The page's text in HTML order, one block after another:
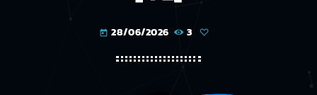
today 28/06/2026 3